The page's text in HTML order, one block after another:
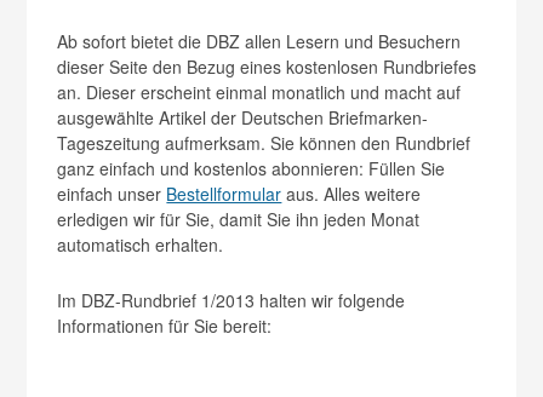
Ab sofort bietet die DBZ allen Lesern und Besuchern
dieser Seite den Bezug eines kostenlosen Rundbriefes
an. Dieser erscheint einmal monatlich und macht auf
ausgewählte Artikel der Deutschen Briefmarken-
Tageszeitung aufmerksam. Sie können den Rundbrief
ganz einfach und kostenlos abonnieren: Füllen Sie
einfach unser Bestellformular aus. Alles weitere
erledigen wir für Sie, damit Sie ihn jeden Monat
automatisch erhalten.
Im DBZ-Rundbrief 1/2013 halten wir folgende
Informationen für Sie bereit: